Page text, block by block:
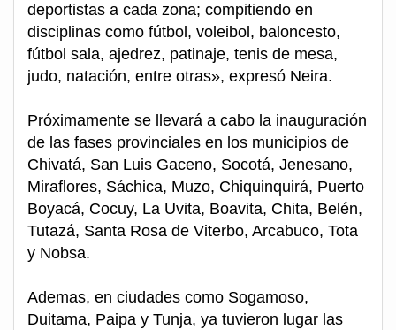
deportistas a cada zona; compitiendo en
disciplinas como fútbol, voleibol, baloncesto,
fútbol sala, ajedrez, patinaje, tenis de mesa,
judo, natación, entre otras», expresó Neira.
Próximamente se llevará a cabo la inauguración
de las fases provinciales en los municipios de
Chivatá, San Luis Gaceno, Socotá, Jenesano,
Miraflores, Sáchica, Muzo, Chiquinquirá, Puerto
Boyacá, Cocuy, La Uvita, Boavita, Chita, Belén,
Tutazá, Santa Rosa de Viterbo, Arcabuco, Tota
y Nobsa.
Ademas, en ciudades como Sogamoso,
Duitama, Paipa y Tunja, ya tuvieron lugar las